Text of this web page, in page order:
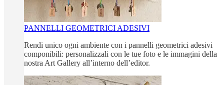
PANNELLI GEOMETRICI ADESIVI
Rendi unico ogni ambiente con i pannelli geometrici adesivi
componibili: personalizzali con le tue foto e le immagini della
nostra Art Gallery all’interno dell’editor.